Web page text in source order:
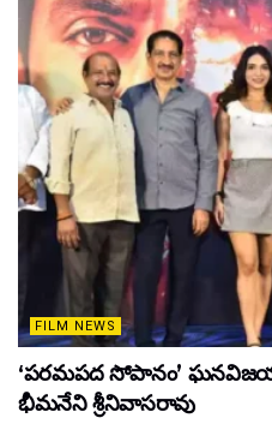
FILM NEWS
‘పరమపద సోపానం’ ఘనవిజయం
భీమనేని శ్రీనివాసరావు